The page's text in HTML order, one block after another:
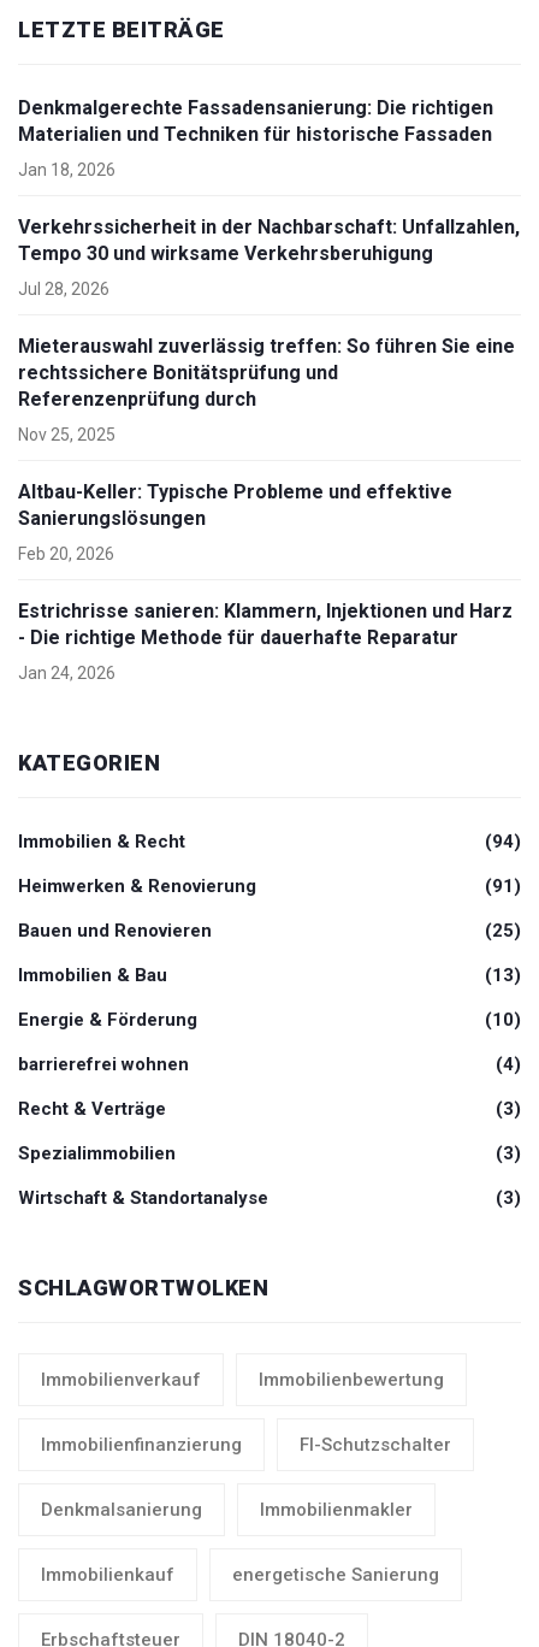
LETZTE BEITRÄGE
Denkmalgerechte Fassadensanierung: Die richtigen
Materialien und Techniken für historische Fassaden
Jan 18, 2026
Verkehrssicherheit in der Nachbarschaft: Unfallzahlen,
Tempo 30 und wirksame Verkehrsberuhigung
Jul 28, 2026
Mieterauswahl zuverlässig treffen: So führen Sie eine
rechtssichere Bonitätsprüfung und
Referenzenprüfung durch
Nov 25, 2025
Altbau-Keller: Typische Probleme und effektive
Sanierungslösungen
Feb 20, 2026
Estrichrisse sanieren: Klammern, Injektionen und Harz
- Die richtige Methode für dauerhafte Reparatur
Jan 24, 2026
KATEGORIEN
Immobilien & Recht (94)
Heimwerken & Renovierung (91)
Bauen und Renovieren (25)
Immobilien & Bau (13)
Energie & Förderung (10)
barrierefrei wohnen (4)
Recht & Verträge (3)
Spezialimmobilien (3)
Wirtschaft & Standortanalyse (3)
SCHLAGWORTWOLKEN
Immobilienverkauf Immobilienbewertung
Immobilienfinanzierung FI-Schutzschalter
Denkmalsanierung Immobilienmakler
Immobilienkauf energetische Sanierung
Erbschaftsteuer DIN 18040-2